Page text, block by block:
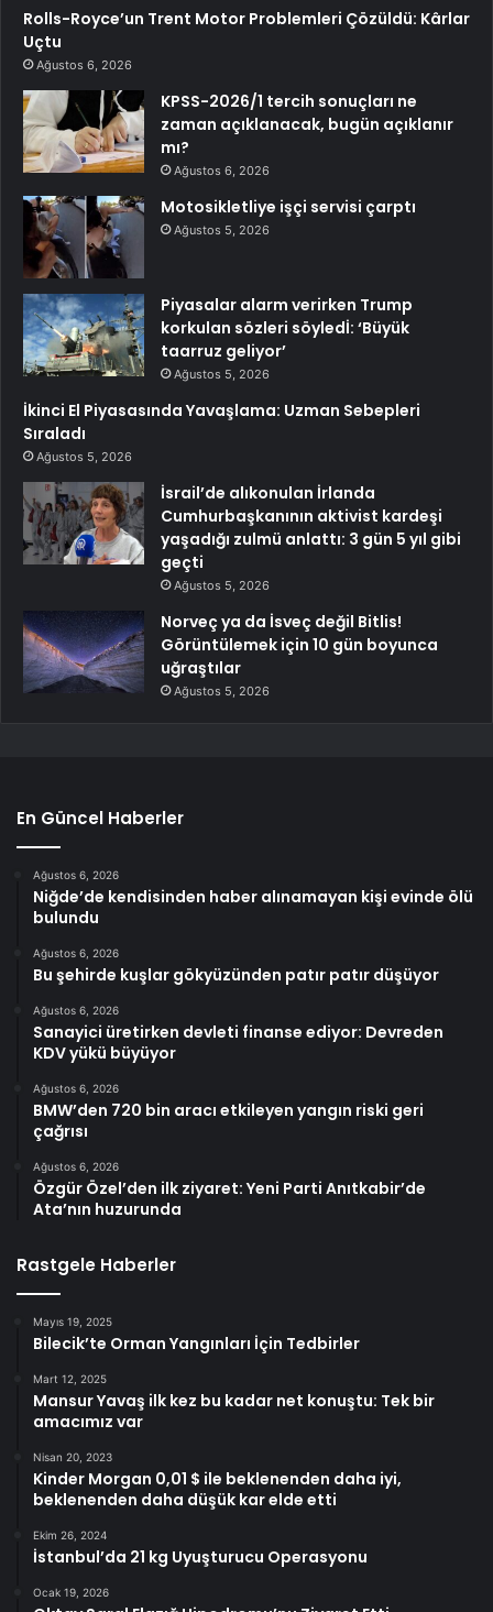
Rolls-Royce’un Trent Motor Problemleri Çözüldü: Kârlar
Uçtu
Ağustos 6, 2026
KPSS-2026/1 tercih sonuçları ne
zaman açıklanacak, bugün açıklanır
mı?
Ağustos 6, 2026
Motosikletliye işçi servisi çarptı
Ağustos 5, 2026
Piyasalar alarm verirken Trump
korkulan sözleri söyledİ: ‘Büyük
taarruz geliyor’
Ağustos 5, 2026
İkinci El Piyasasında Yavaşlama: Uzman Sebepleri
Sıraladı
Ağustos 5, 2026
İsrail’de alıkonulan İrlanda
Cumhurbaşkanının aktivist kardeşi
yaşadığı zulmü anlattı: 3 gün 5 yıl gibi
geçti
Ağustos 5, 2026
Norveç ya da İsveç değil Bitlis!
Görüntülemek için 10 gün boyunca
uğraştılar
Ağustos 5, 2026
En Güncel Haberler
Ağustos 6, 2026
Niğde’de kendisinden haber alınamayan kişi evinde ölü
bulundu
Ağustos 6, 2026
Bu şehirde kuşlar gökyüzünden patır patır düşüyor
Ağustos 6, 2026
Sanayici üretirken devleti finanse ediyor: Devreden
KDV yükü büyüyor
Ağustos 6, 2026
BMW’den 720 bin aracı etkileyen yangın riski geri
çağrısı
Ağustos 6, 2026
Özgür Özel’den ilk ziyaret: Yeni Parti Anıtkabir’de
Ata’nın huzurunda
Rastgele Haberler
Mayıs 19, 2025
Bilecik’te Orman Yangınları İçin Tedbirler
Mart 12, 2025
Mansur Yavaş ilk kez bu kadar net konuştu: Tek bir
amacımız var
Nisan 20, 2023
Kinder Morgan 0,01 $ ile beklenenden daha iyi,
beklenenden daha düşük kar elde etti
Ekim 26, 2024
İstanbul’da 21 kg Uyuşturucu Operasyonu
Ocak 19, 2026